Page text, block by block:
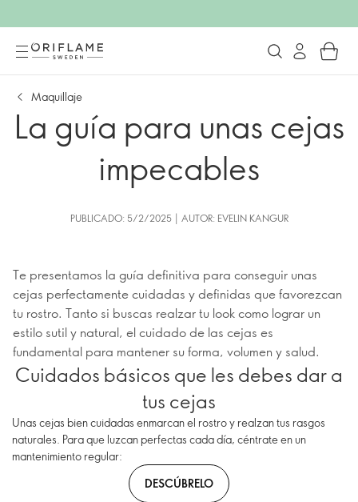
Maquillaje
La guía para unas cejas
impecables
PUBLICADO: 5/2/2025 | AUTOR: EVELIN KANGUR
Te presentamos la guía definitiva para conseguir unas
cejas perfectamente cuidadas y definidas que favorezcan
tu rostro. Tanto si buscas realzar tu look como lograr un
estilo sutil y natural, el cuidado de las cejas es
fundamental para mantener su forma, volumen y salud.
Cuidados básicos que les debes dar a
tus cejas
Unas cejas bien cuidadas enmarcan el rostro y realzan tus rasgos
naturales. Para que luzcan perfectas cada día, céntrate en un
mantenimiento regular:
DESCÚBRELO